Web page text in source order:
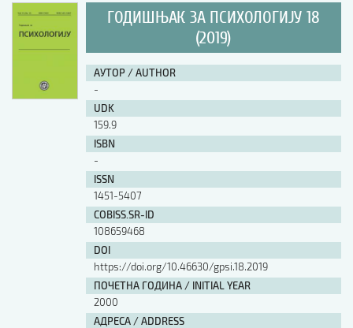
ПРЕГЛЕД
УПУТСТВА
УПУТСТВА
Правилник о издавачкој делатности
Упутство ауторима
Упутство уредницима
Изјава о ауторству
Изјава о лектури
Изјава о коришћењу ауторског дела
Упутство за бирање лиценце
Уговор са аутором
Шаблон прве стране и импресума [B5, ћир]
Шаблон прве стране и импресума [B5, лат]
Шаблон прве стране и импресума [B5, енг]
Етички кодекс
ГОДИШЊАК ЗА ПСИХОЛОГИЈУ 18
(2019)
АУТОР / AUTHOR
-
UDK
159.9
ISBN
-
ISSN
1451-5407
COBISS.SR-ID
108659468
DOI
https://doi.org/10.46630/gpsi.18.2019
ПОЧЕТНА ГОДИНА / INITIAL YEAR
2000
АДРЕСА / ADDRESS